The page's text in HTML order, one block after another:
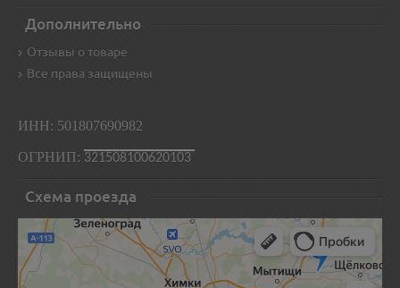
Дополнительно
Отзывы о товаре
Все права защищены
ИНН: 501807690982
ОГРНИП: 321508100620103
Схема проезда